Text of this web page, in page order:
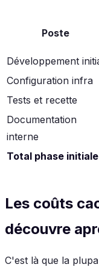
Poste
Développement
Configuration infra
Tests et recette
Documentation
interne
Total phase initiale
Les coûts
découvre
C'est là que la